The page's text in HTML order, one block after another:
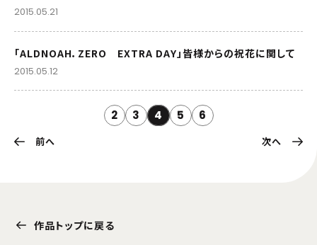
2015.05.21
「ALDNOAH．ZERO EXTRA DAY」皆様からの祝花に関して
2015.05.12
2 3 4 5 6
前へ 次へ
作品トップに戻る